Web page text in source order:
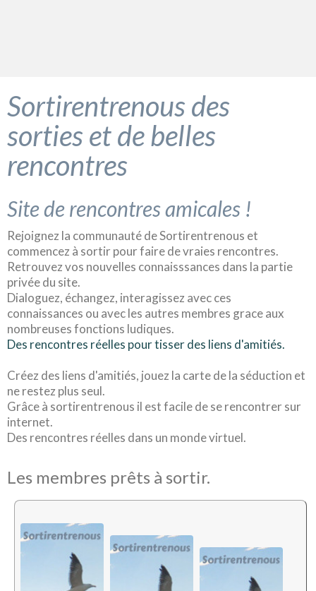
Sortirentrenous des
sorties et de belles
rencontres
Site de rencontres amicales !
Rejoignez la communauté de Sortirentrenous et
commencez à sortir pour faire de vraies rencontres.
Retrouvez vos nouvelles connaisssances dans la partie
privée du site.
Dialoguez, échangez, interagissez avec ces
connaissances ou avec les autres membres grace aux
nombreuses fonctions ludiques.
Des rencontres réelles pour tisser des liens d'amitiés.
Créez des liens d'amitiés, jouez la carte de la séduction et
ne restez plus seul.
Grâce à sortirentrenous il est facile de se rencontrer sur
internet.
Des rencontres réelles dans un monde virtuel.
Les membres prêts à sortir.